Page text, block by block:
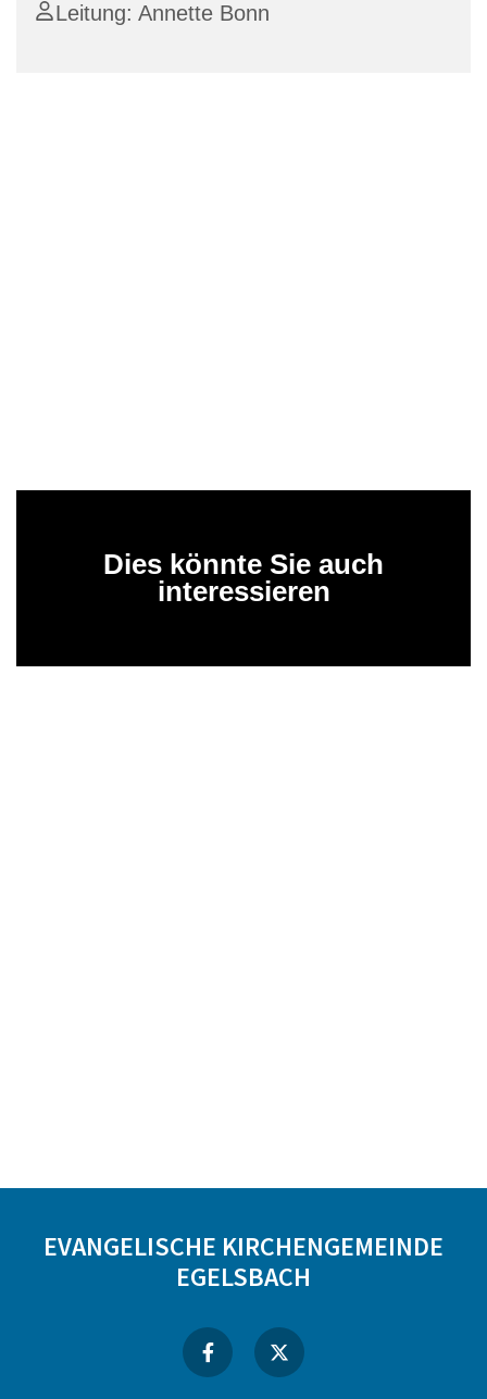
Leitung: Annette Bonn
Dies könnte Sie auch
interessieren
EVANGELISCHE KIRCHENGEMEINDE
EGELSBACH